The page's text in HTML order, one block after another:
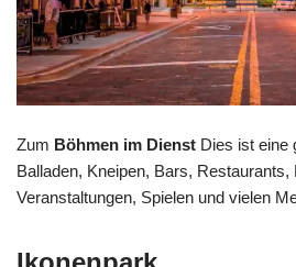
Zum Böhmen im Dienst Dies ist eine
Balladen, Kneipen, Bars, Restaurants,
Veranstaltungen, Spielen und vielen